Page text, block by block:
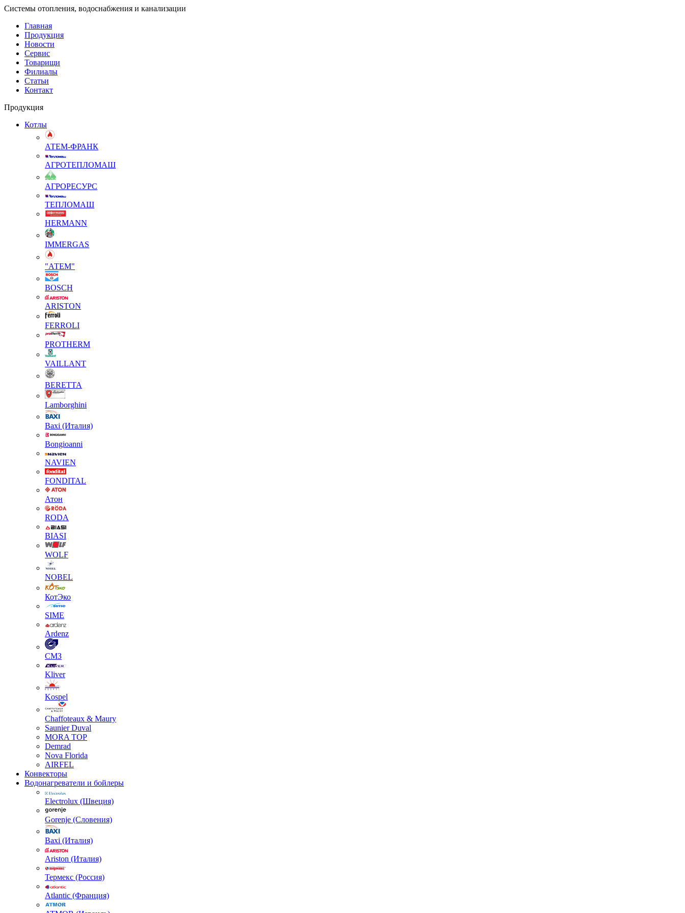
Системы отопления, водоснабжения и канализации
Главная
Продукция
Новости
Сервис
Товарищи
Филиалы
Статьи
Контакт
Продукция
Котлы
АТЕМ-ФРАНК
АГРОТЕПЛОМАШ
АГРОРЕСУРС
ТЕПЛОМАШ
HERMANN
IMMERGAS
"АТЕМ"
BOSCH
ARISTON
FERROLI
PROTHERM
VAILLANT
BERETTA
Lamborghini
Baxi (Италия)
Вongioanni
NAVIEN
FONDITAL
Атон
RODA
BIASI
WOLF
NOBEL
КотЭко
SIME
Ardenz
СМЗ
Kliver
Kospel
Chaffoteaux & Maury
Saunier Duval
MORA TOP
Demrad
Nova Florida
AIRFEL
Конвекторы
Водонагреватели и бойлеры
Electrolux (Швеция)
Gorenje (Словения)
Baxi (Италия)
Ariston (Италия)
Термекс (Россия)
Atlantic (Франция)